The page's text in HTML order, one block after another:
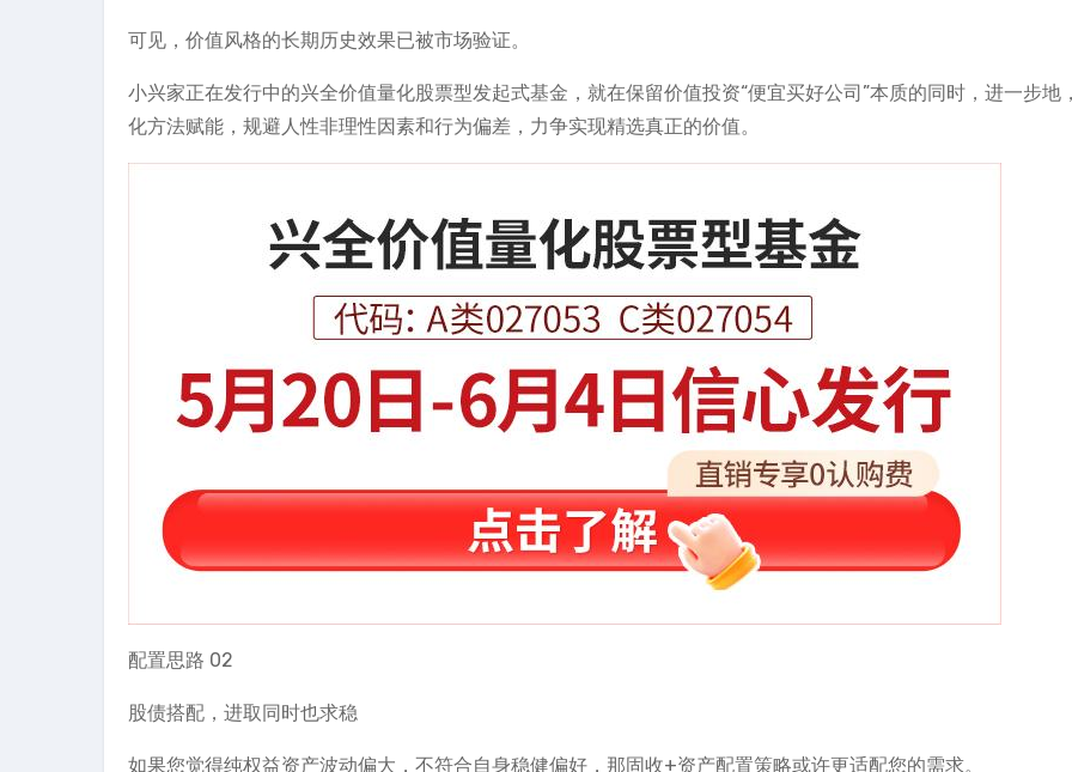
可见，价值风格的长期历史效果已被市场验证。
小兴家正在发行中的兴全价值量化股票型发起式基金，就在保留价值投资“便宜买好公司”本质的同时，进一步地
化方法赋能，规避人性非理性因素和行为偏差‌，力争实现精选真正的价值。
配置思路 02
股债搭配，进取同时也求稳
如果您觉得纯权益资产波动偏大，不符合自身稳健偏好，那固收+资产配置策略或许更适配您的需求。